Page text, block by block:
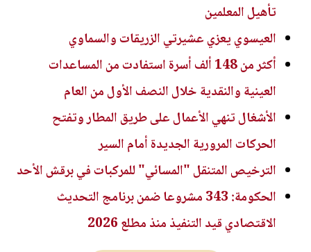
تأهيل المعلمين
العيسوي يعزي عشيرتي الزريقات والسماوي
أكثر من 148 ألف أسرة استفادت من المساعدات
العينية والنقدية خلال النصف الأول من العام
الأشغال تنهي الأعمال على طريق المطار وتفتح
الحركات المرورية الجديدة أمام السير
الترخيص المتنقل "المسائي" للمركبات في برقش الأحد
الحكومة: 343 مشروعا ضمن برنامج التحديث
الاقتصادي قيد التنفيذ منذ مطلع 2026